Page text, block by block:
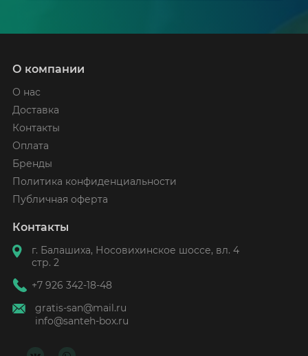
О компании
О нас
Доставка
Контакты
Оплата
Бренды
Политика конфиденциальности
Публичная оферта
Контакты
г. Балашиха, Носовихинское шоссе, вл. 4
стр. 2
+7 926 342-18-48
gratis-san@mail.ru
info@santeh-box.ru